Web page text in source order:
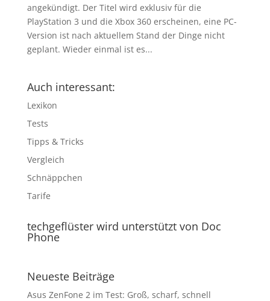
angekündigt. Der Titel wird exklusiv für die
PlayStation 3 und die Xbox 360 erscheinen, eine PC-
Version ist nach aktuellem Stand der Dinge nicht
geplant. Wieder einmal ist es...
Auch interessant:
Lexikon
Tests
Tipps & Tricks
Vergleich
Schnäppchen
Tarife
techgeflüster wird unterstützt von Doc
Phone
Neueste Beiträge
Asus ZenFone 2 im Test: Groß, scharf, schnell